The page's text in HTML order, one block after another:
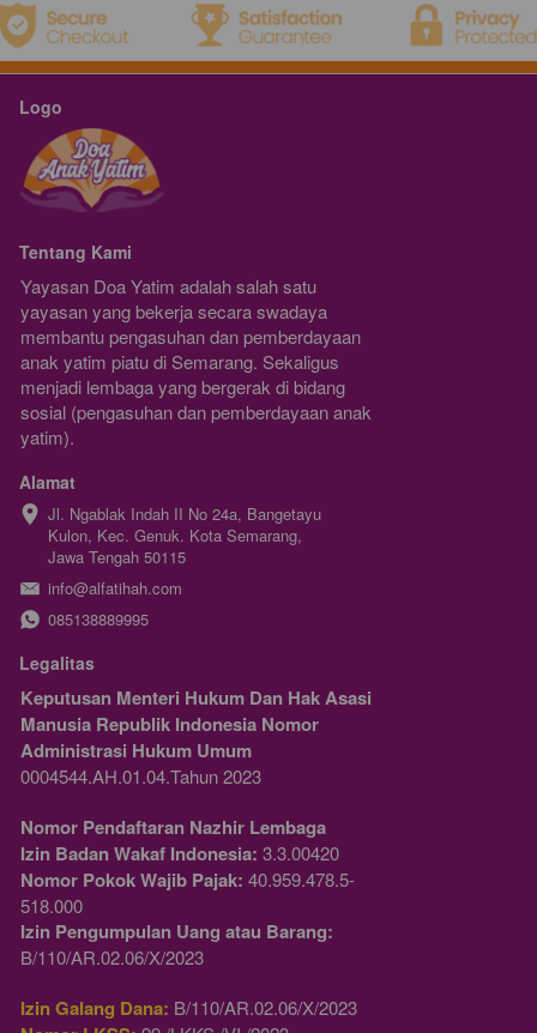
Logo
Tentang Kami
Yayasan Doa Yatim adalah salah satu
yayasan yang bekerja secara swadaya
membantu pengasuhan dan pemberdayaan
anak yatim piatu di Semarang. Sekaligus
menjadi lembaga yang bergerak di bidang
sosial (pengasuhan dan pemberdayaan anak
yatim).
Alamat
Jl. Ngablak Indah II No 24a, Bangetayu
Kulon, Kec. Genuk. Kota Semarang,
Jawa Tengah 50115
info@alfatihah.com
085138889995
Legalitas
Keputusan Menteri Hukum Dan Hak Asasi
Manusia Republik Indonesia Nomor
Administrasi Hukum Umum
0004544.AH.01.04.Tahun 2023
Nomor Pendaftaran Nazhir Lembaga
Izin Badan Wakaf Indonesia: 3.3.00420
Nomor Pokok Wajib Pajak: 40.959.478.5-
518.000
Izin Pengumpulan Uang atau Barang:
B/110/AR.02.06/X/2023
Izin Galang Dana: B/110/AR.02.06/X/2023